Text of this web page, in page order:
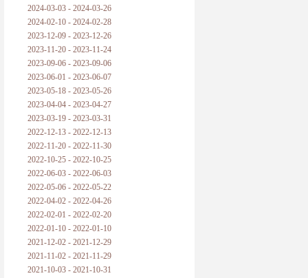
2024-03-03 - 2024-03-26
2024-02-10 - 2024-02-28
2023-12-09 - 2023-12-26
2023-11-20 - 2023-11-24
2023-09-06 - 2023-09-06
2023-06-01 - 2023-06-07
2023-05-18 - 2023-05-26
2023-04-04 - 2023-04-27
2023-03-19 - 2023-03-31
2022-12-13 - 2022-12-13
2022-11-20 - 2022-11-30
2022-10-25 - 2022-10-25
2022-06-03 - 2022-06-03
2022-05-06 - 2022-05-22
2022-04-02 - 2022-04-26
2022-02-01 - 2022-02-20
2022-01-10 - 2022-01-10
2021-12-02 - 2021-12-29
2021-11-02 - 2021-11-29
2021-10-03 - 2021-10-31